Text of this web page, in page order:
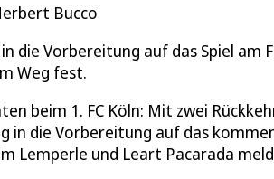
Bucco
in die Vorbereitung auf das Spiel
Weg fest.
beim 1. FC Köln: Mit zwei
die Vorbereitung auf das
Lemperle und Leart Pacarada